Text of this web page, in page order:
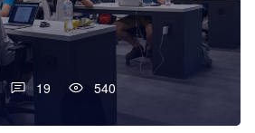
19 540